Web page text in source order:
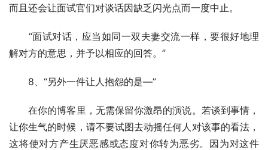
而且还会让面试官们对谈话因缺乏闪光点而一度中止。
“面试对话，应当如同一双夫妻交流一样，要很好地理
解对方的意思，并予以相应的回答。”
8、“另外一件让人抱怨的是—”
在你的博客里，无需保留你激昂的演说。若谈到事情，
让你生气的时候，请不要试图去动摇任何人对该事的看法，
这将使对方产生厌恶感或态度对你转为恶劣。因为对这件